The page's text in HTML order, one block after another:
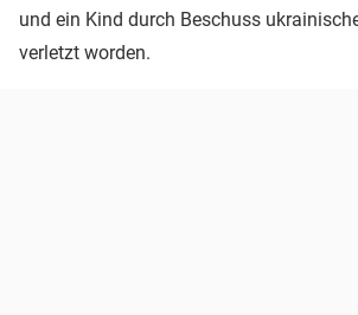
und ein Kind durch Beschuss
verletzt worden.